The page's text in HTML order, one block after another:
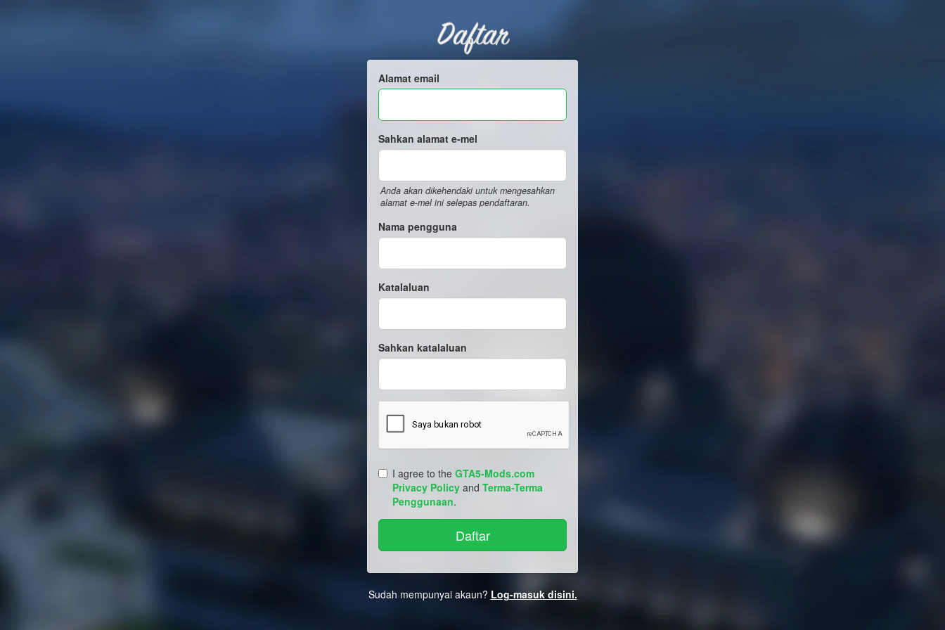
Daftar
Alamat email
Sahkan alamat e-mel
Anda akan dikehendaki untuk mengesahkan
alamat e-mel ini selepas pendaftaran.
Nama pengguna
Katalaluan
Sahkan katalaluan
I agree to the GTA5-Mods.com
Privacy Policy and Terma-Terma
Penggunaan.
Sudah mempunyai akaun? Log-masuk disini.